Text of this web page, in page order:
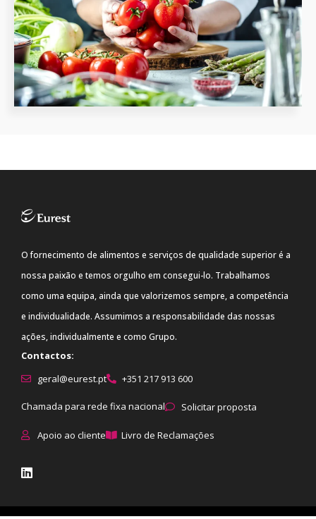
O fornecimento de alimentos e serviços de qualidade superior é a
nossa paixão e temos orgulho em consegui-lo. Trabalhamos
como uma equipa, ainda que valorizemos sempre, a competência
e individualidade. Assumimos a responsabilidade das nossas
ações, individualmente e como Grupo.
Contactos:
geral@eurest.pt
+351 217 913 600
Chamada para rede fixa nacional Solicitar proposta
Apoio ao cliente Livro de Reclamações